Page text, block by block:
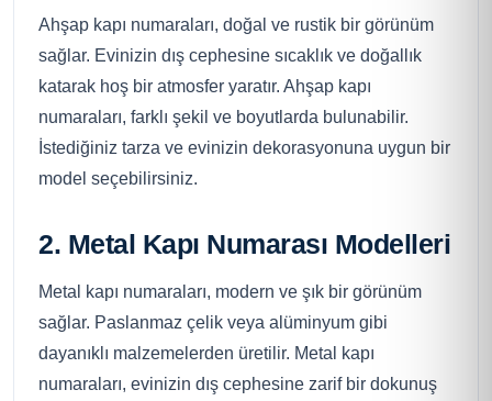
Ahşap kapı numaraları, doğal ve rustik bir görünüm
sağlar. Evinizin dış cephesine sıcaklık ve doğallık
katarak hoş bir atmosfer yaratır. Ahşap kapı
numaraları, farklı şekil ve boyutlarda bulunabilir.
İstediğiniz tarza ve evinizin dekorasyonuna uygun bir
model seçebilirsiniz.
2. Metal Kapı Numarası Modelleri
Metal kapı numaraları, modern ve şık bir görünüm
sağlar. Paslanmaz çelik veya alüminyum gibi
dayanıklı malzemelerden üretilir. Metal kapı
numaraları, evinizin dış cephesine zarif bir dokunuş